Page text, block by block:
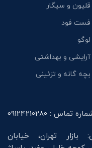
و سیگار
فست فود
و بهداشتی
گانه و تزئینی
تماس : 09124210280
بازار تهران، خیابان